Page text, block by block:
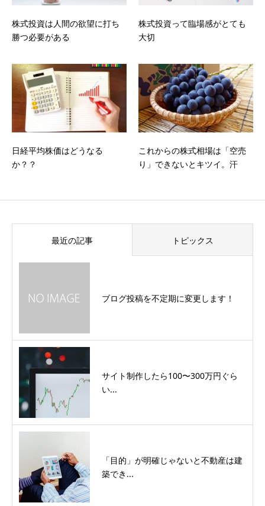
株式投資は人間の欲望に打ち
勝つ必要がある
株式投資って臨場感がとても
大切
日経平均株価はどうなる
か？？
これからの株式相場は「空売
り」できないとキツイ。汗
最近の記事 トピックス
ブログ投稿を不定期に変更します！
サイト制作したら100〜300万円ぐら
い...
「目的」が明確じゃないと不動産は建
築でき...